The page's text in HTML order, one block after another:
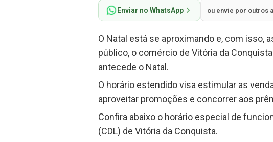
Enviar no WhatsApp ou envie por outros
O Natal está se aproximando e, com isso,
público, o comércio de Vitória da
antecede o Natal.
O horário estendido visa estimular as
aproveitar promoções e concorrer aos
Confira abaixo o horário especial de
(CDL) de Vitória da Conquista.